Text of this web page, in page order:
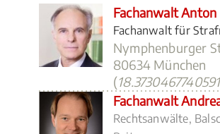
Fachanwalt
Fachanwalt für
Nymphenburger
80634 München
(
Fachanwalt
Rechtsanwälte,